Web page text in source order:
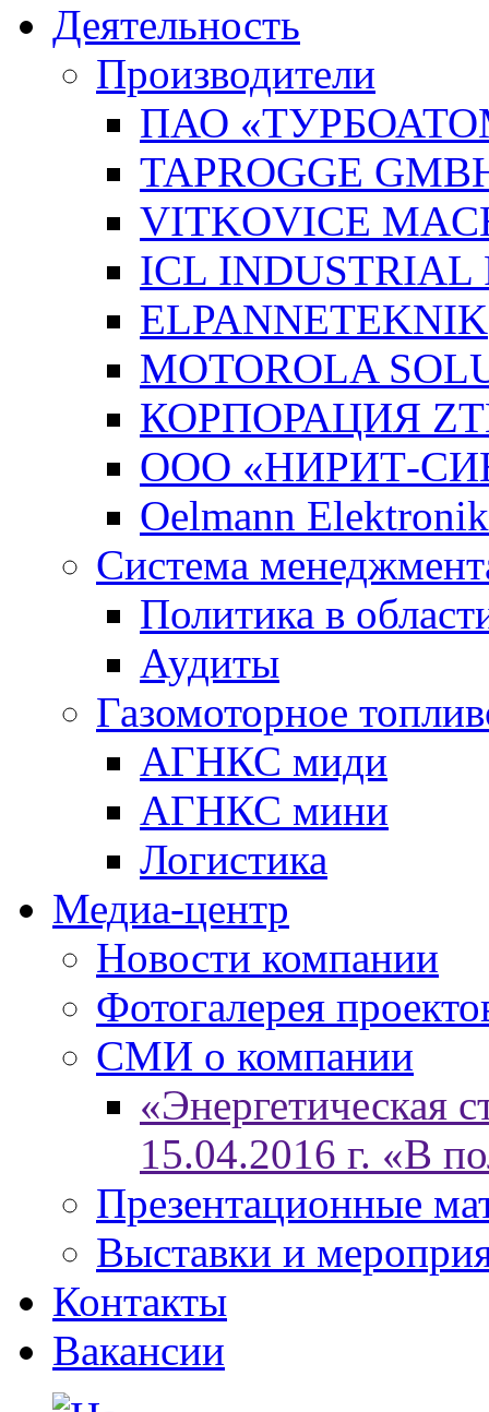
Деятельность
Производители
ПАО
TAPROGGE
VITKOVICE
ICL INDUSTRIAL
ELPANNETEKNIK
MOTOROLA
КОРПОРАЦИЯ
ООО «НИРИТ-
Oelmann
Система
Политика в
Аудиты
Газомоторное
АГНКС миди
АГНКС мини
Логистика
Медиа-центр
Новости компании
Фотогалерея
СМИ о компании
«Энергетическая
15.04.2016 г. «В
Презентационные
Выставки и
Контакты
Вакансии